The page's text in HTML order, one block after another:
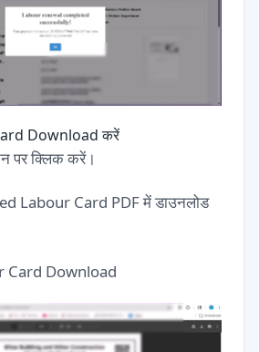
Download करें
पर क्लिक करें।
Labour Card PDF में डाउनलोड
Card Download